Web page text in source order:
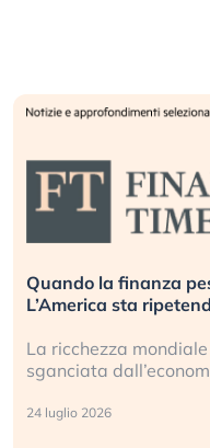
Quando la finanza
L’America sta
La ricchezza
sganciata
24 luglio 2026